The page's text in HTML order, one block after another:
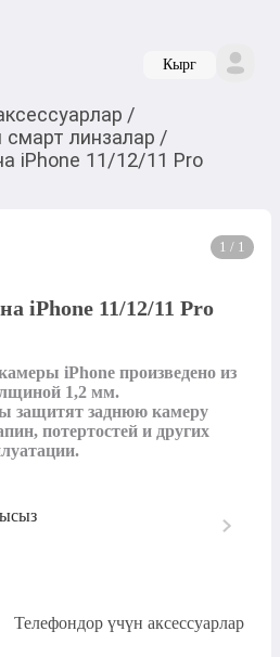
Кырг
/
линзалар /
iPhone 11/12/11 Pro
1 / 1
iPhone 11/12/11 Pro
iPhone произведено из
1,2 мм.
защитят заднюю камеру
потертостей и других
Телефондор үчүн аксессуарлар